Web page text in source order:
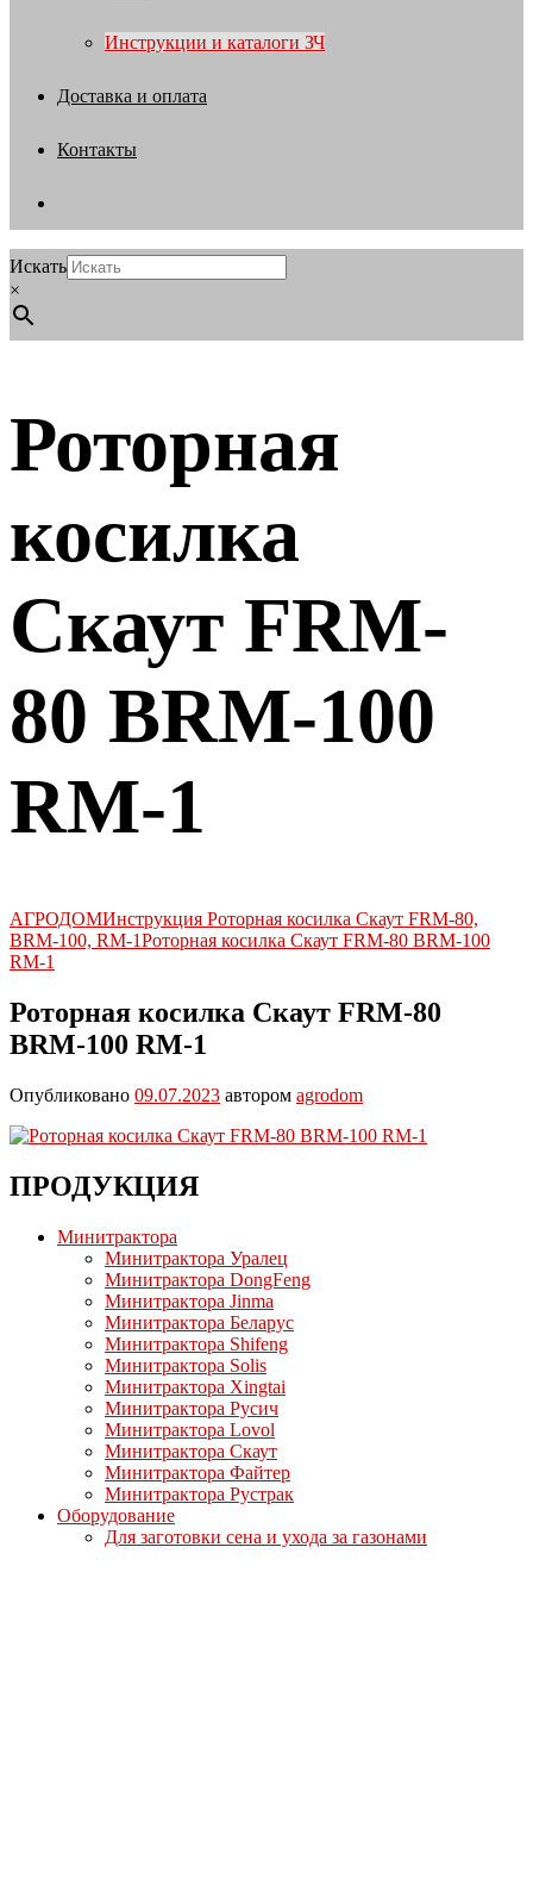
Инструкции и каталоги ЗЧ
Доставка и оплата
Контакты
Искать
×
Роторная
косилка
Скаут FRM-
80 BRM-100
RM-1
АГРОДОМИнструкция Роторная косилка Скаут FRM-80,
BRM-100, RM-1Роторная косилка Скаут FRM-80 BRM-100
RM-1
Роторная косилка Скаут FRM-80
BRM-100 RM-1
Опубликовано 09.07.2023 автором agrodom
ПРОДУКЦИЯ
Минитрактора
Минитрактора Уралец
Минитрактора DongFeng
Минитрактора Jinma
Минитрактора Беларус
Минитрактора Shifeng
Минитрактора Solis
Минитрактора Xingtai
Минитрактора Русич
Минитрактора Lovol
Минитрактора Скаут
Минитрактора Файтер
Минитрактора Рустрак
Оборудование
Для заготовки сена и ухода за газонами